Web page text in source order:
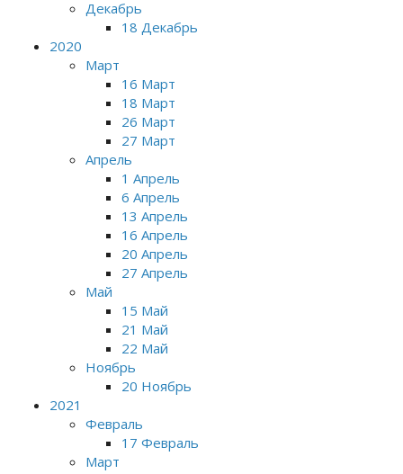
Декабрь
18 Декабрь
2020
Март
16 Март
18 Март
26 Март
27 Март
Апрель
1 Апрель
6 Апрель
13 Апрель
16 Апрель
20 Апрель
27 Апрель
Май
15 Май
21 Май
22 Май
Ноябрь
20 Ноябрь
2021
Февраль
17 Февраль
Март